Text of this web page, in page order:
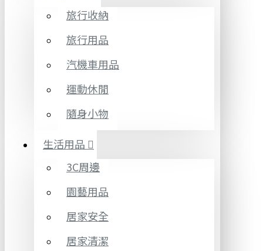
旅行收納
旅行用品
汽機車用品
運動休閒
隨身小物
生活用品
3C周邊
園藝用品
居家安全
居家清潔